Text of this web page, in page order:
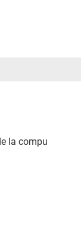
la compu